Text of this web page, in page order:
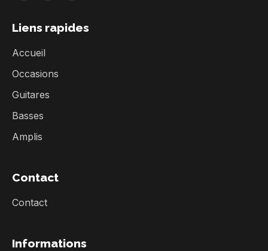
Liens rapides
Accueil
Occasions
Guitares
Basses
Amplis
Contact
Contact
Informations